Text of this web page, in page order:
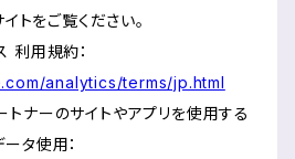
トをご覧ください。
利用規約：
analytics/terms/jp.html
ナーのサイトやアプリを使用する
タ使用：